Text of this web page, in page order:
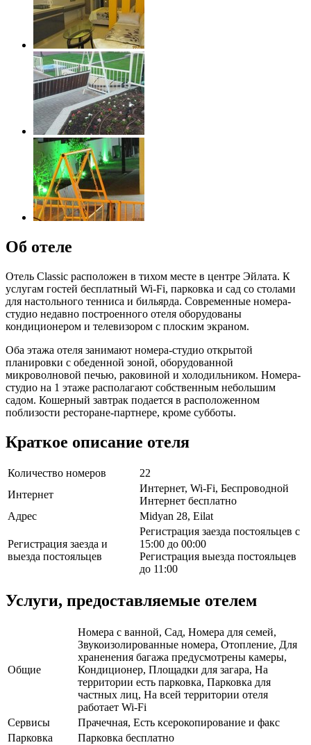
Об отеле
Отель Classic расположен в тихом месте в центре Эйлата. К
услугам гостей бесплатный Wi-Fi, парковка и сад со столами
для настольного тенниса и бильярда. Современные номера-
студио недавно построенного отеля оборудованы
кондиционером и телевизором с плоским экраном.
Оба этажа отеля занимают номера-студио открытой
планировки с обеденной зоной, оборудованной
микроволновой печью, раковиной и холодильником. Номера-
студио на 1 этаже располагают собственным небольшим
садом. Кошерный завтрак подается в расположенном
поблизости ресторане-партнере, кроме субботы.
Краткое описание отеля
Количество номеров
22
Интернет
Интернет, Wi-Fi, Беспроводной
Интернет бесплатно
Адрес
Midyan 28, Eilat
Регистрация заезда и
выезда постояльцев
Регистрация заезда постояльцев с
15:00 до 00:00
Регистрация выезда постояльцев
до 11:00
Услуги, предоставляемые отелем
Общие
Номера с ванной, Сад, Номера для семей,
Звукоизолированные номера, Отопление, Для
храненения багажа предусмотрены камеры,
Кондиционер, Площадки для загара, На
территории есть парковка, Парковка для
частных лиц, На всей территории отеля
работает Wi-Fi
Сервисы
Прачечная, Есть ксерокопирование и факс
Парковка
Парковка бесплатно